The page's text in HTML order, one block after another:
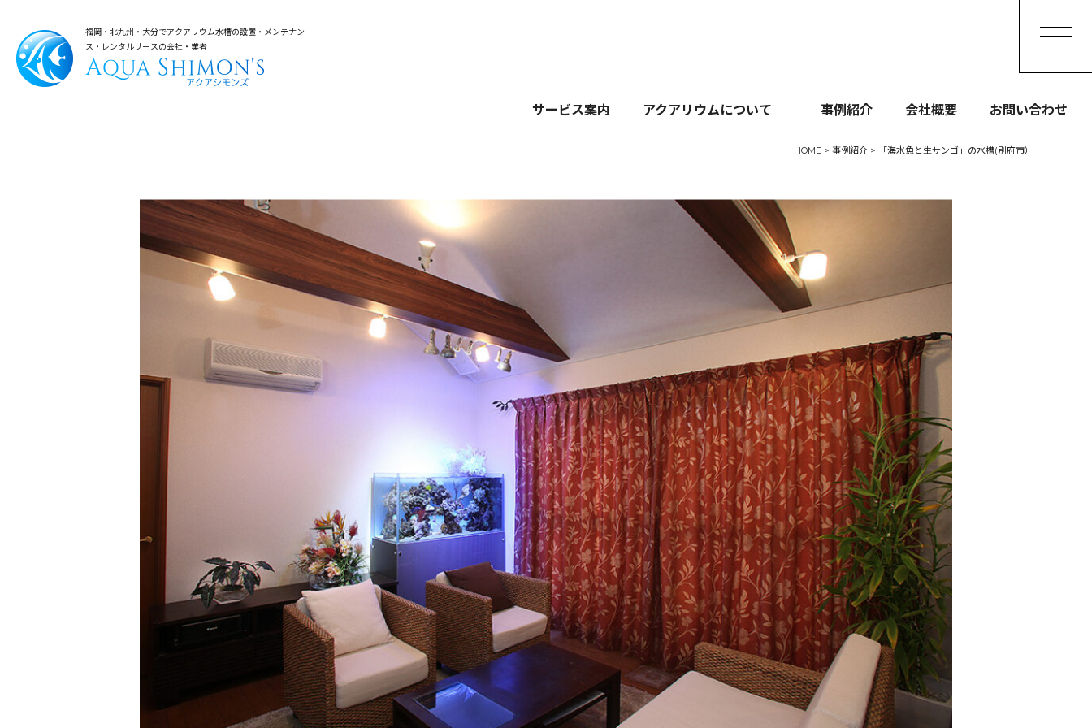
福岡・北九州・大分でアクアリウム水槽の設置・メンテナン
ス・レンタルリースの会社・業者
サービス案内 アクアリウムについて 事例紹介 会社概要 お問い合わせ
HOME > 事例紹介 > 「海水魚と生サンゴ」の水槽(別府市）